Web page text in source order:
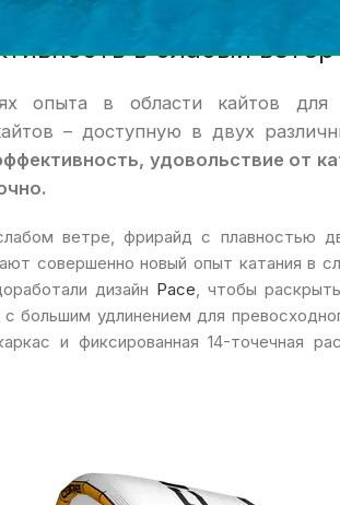
в слабый
опыта в области кайтов
– доступную в двух
удовольствие от
ветре, фрирайд с плавностью
совершенно новый опыт катания в
дизайн Pace, чтобы
большим удлинением для
и фиксированная 14-точечная